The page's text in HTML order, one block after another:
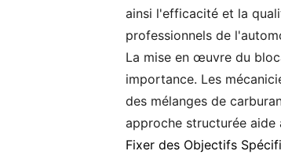
ainsi l'efficacité et la
professionnels de
La mise en œuvre du
importance. Les
des mélanges de
approche structurée aide
Fixer des Objectifs